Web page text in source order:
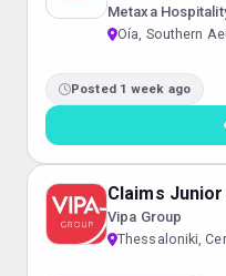
Metaxa
Oía, Southern
Posted 1 week ago
Claims
Vipa Group
Thessaloniki,